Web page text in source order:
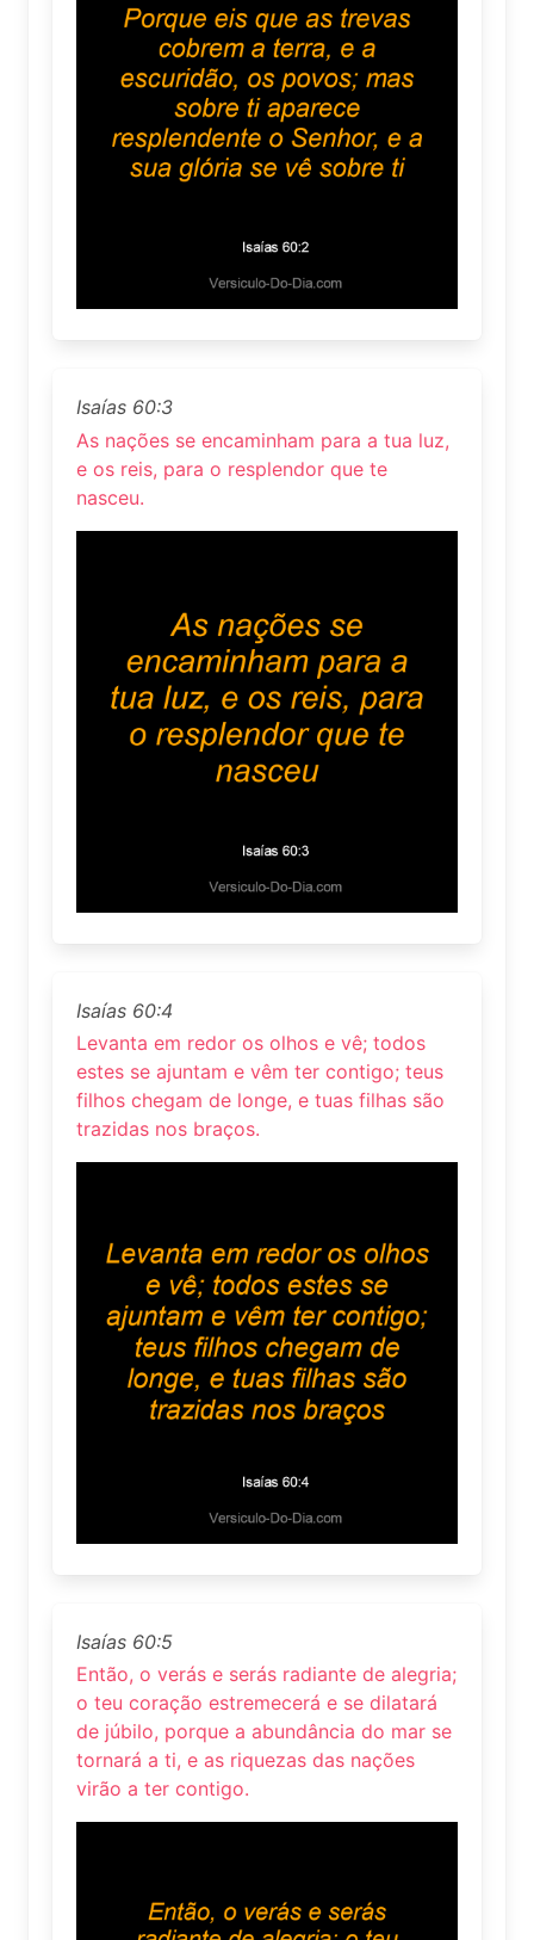
Isaías 60:3
As nações se encaminham para a tua luz,
e os reis, para o resplendor que te
nasceu.
Isaías 60:4
Levanta em redor os olhos e vê; todos
estes se ajuntam e vêm ter contigo; teus
filhos chegam de longe, e tuas filhas são
trazidas nos braços.
Isaías 60:5
Então, o verás e serás radiante de alegria;
o teu coração estremecerá e se dilatará
de júbilo, porque a abundância do mar se
tornará a ti, e as riquezas das nações
virão a ter contigo.